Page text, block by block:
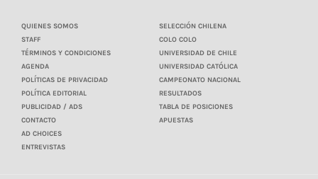
QUIENES SOMOS
STAFF
TÉRMINOS Y CONDICIONES
AGENDA
POLÍTICAS DE PRIVACIDAD
POLÍTICA EDITORIAL
PUBLICIDAD / ADS
CONTACTO
AD CHOICES
ENTREVISTAS
SELECCIÓN CHILENA
COLO COLO
UNIVERSIDAD DE CHILE
UNIVERSIDAD CATÓLICA
CAMPEONATO NACIONAL
RESULTADOS
TABLA DE POSICIONES
APUESTAS